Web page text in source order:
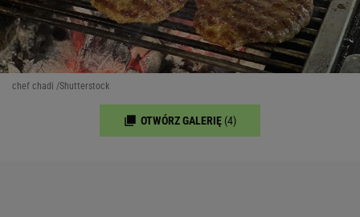
chef chadi /Shutterstock
OTWÓRZ GALERIĘ (4)